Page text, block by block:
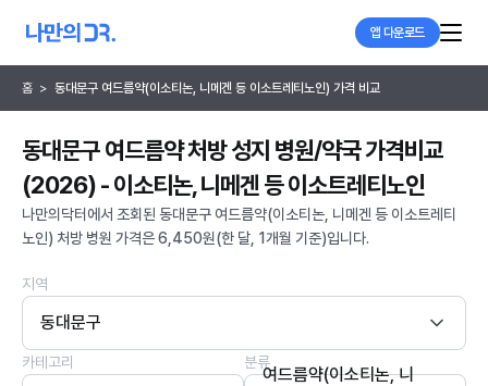
앱 다운로드
홈 > 동대문구 여드름약(이소티논, 니메겐 등 이소트레티노인) 가격 비교
동대문구 여드름약 처방 성지 병원/약국 가격비교
(2026) - 이소티논, 니메겐 등 이소트레티노인
나만의닥터에서 조회된 동대문구 여드름약(이소티논, 니메겐 등 이소트레티
노인) 처방 병원 가격은 6,450원(한 달, 1개월 기준)입니다.
지역
동대문구
카테고리 분류
여드름약(이소티논, 니